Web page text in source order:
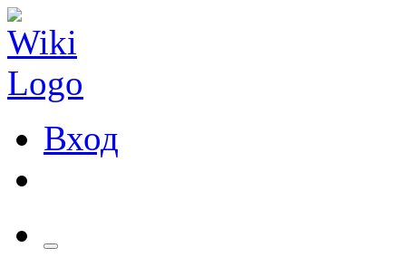
Вход
Переключить